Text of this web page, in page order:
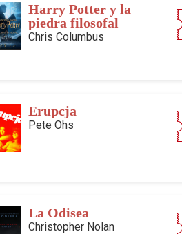
Harry Potter y la
piedra filosofal
Chris Columbus
Erupcja
Pete Ohs
La Odisea
Christopher Nolan